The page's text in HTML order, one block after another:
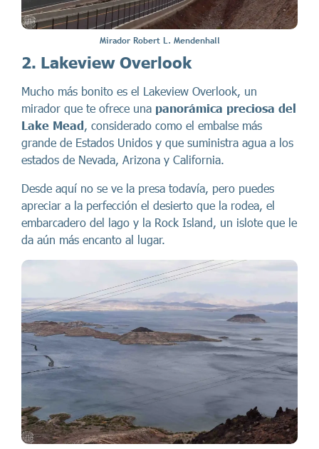
Mirador Robert L. Mendenhall
2. Lakeview Overlook
Mucho más bonito es el Lakeview Overlook, un
mirador que te ofrece una panorámica preciosa del
Lake Mead , considerado como el embalse más
grande de Estados Unidos y que suministra agua a los
estados de Nevada, Arizona y California.
Desde aquí no se ve la presa todavía, pero puedes
apreciar a la perfección el desierto que la rodea, el
embarcadero del lago y la Rock Island, un islote que le
da aún más encanto al lugar.